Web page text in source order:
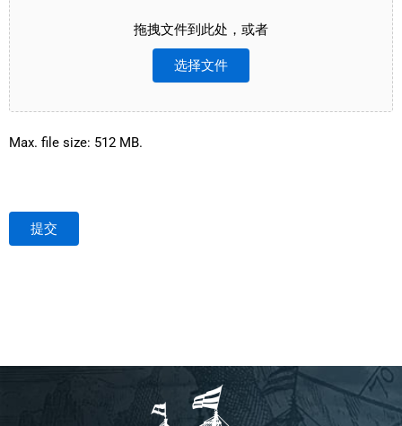
拖拽文件到此处，或者
选择文件
Max. file size: 512 MB.
提交